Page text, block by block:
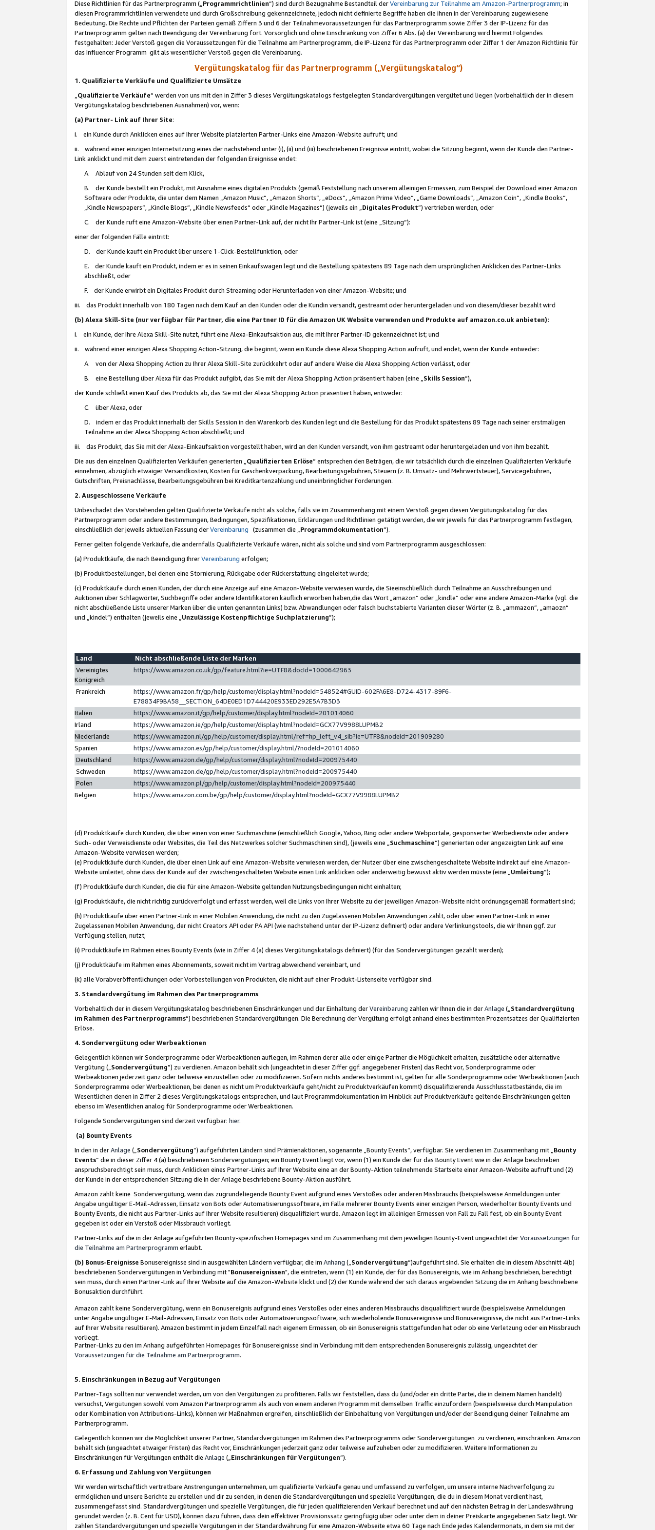
Diese Richtlinien für das Partnerprogramm („Programmrichtlinien“) sind durch Bezugnahme Bestandteil derVereinbarung zur Teilnahme am Amazon-Partnerprogramm; in
diesen Programmrichtlinien verwendete und durch Großschreibung gekennzeichnete, jedoch nicht definierte Begriffe haben die ihnen in der Vereinbarung zugewiesene
Bedeutung. Die Rechte und Pflichten der Parteien gemäß Ziffern 3 und 6 der Teilnahmevoraussetzungen für das Partnerprogramm sowie Ziffer 3 der IP-Lizenz für das
Partnerprogramm gelten nach Beendigung der Vereinbarung fort. Vorsorglich und ohne Einschränkung von Ziffer 6 Abs. (a) der Vereinbarung wird hiermit Folgendes
festgehalten: Jeder Verstoß gegen die Voraussetzungen für die Teilnahme am Partnerprogramm, die IP-Lizenz für das Partnerprogramm oder Ziffer 1 der Amazon Richtlinie für
das Influencer Programm gilt als wesentlicher Verstoß gegen die Vereinbarung.
Vergütungskatalog für das Partnerprogramm („Vergütungskatalog“)
1. Qualifizierte Verkäufe und Qualifizierte Umsätze
Qualifizierte Verkäufe“ werden von uns mit den in Ziffer 3 dieses Vergütungskatalogs festgelegten Standardvergütungen vergütet und liegen (vorbehaltlich der in diesem
Vergütungskatalog beschriebenen Ausnahmen) vor, wenn:
(a) Partner- Link auf Ihrer Site:
i. ein Kunde durch Anklicken eines auf Ihrer Website platzierten Partner-Links eine Amazon-Website aufruft; und
ii. während einer einzigen Internetsitzung eines der nachstehend unter (i), (ii) und (iii) beschriebenen Ereignisse eintritt, wobei die Sitzung beginnt, wenn der Kunde den Partner-
Link anklickt und mit dem zuerst eintretenden der folgenden Ereignisse endet:
A. Ablauf von 24 Stunden seit dem Klick,
B. der Kunde bestellt ein Produkt, mit Ausnahme eines digitalen Produkts (gemäß Feststellung nach unserem alleinigen Ermessen, zum Beispiel der Download einer Amazon
Software oder Produkte, die unter dem Namen „Amazon Music“, „Amazon Shorts“, „eDocs“, „Amazon Prime Video“, „Game Downloads“, „Amazon Coin“, „Kindle Books“,
„Kindle Newspapers“, „Kindle Blogs“, „Kindle Newsfeeds“ oder „Kindle Magazines“) (jeweils ein „ Digitales Produkt“) vertrieben werden, oder
C. der Kunde ruft eine Amazon-Website über einen Partner-Link auf, der nicht Ihr Partner-Link ist (eine „Sitzung“):
einer der folgenden Fälle eintritt:
D. der Kunde kauft ein Produkt über unsere 1-Click-Bestellfunktion, oder
E. der Kunde kauft ein Produkt, indem er es in seinen Einkaufswagen legt und die Bestellung spätestens 89 Tage nach dem ursprünglichen Anklicken des Partner-Links
abschließt, oder
F. der Kunde erwirbt ein Digitales Produkt durch Streaming oder Herunterladen von einer Amazon-Website; und
iii. das Produkt innerhalb von 180 Tagen nach dem Kauf an den Kunden oder die Kundin versandt, gestreamt oder heruntergeladen und von diesem/dieser bezahlt wird
(b) Alexa Skill-Site (nur verfügbar für Partner, die eine Partner ID für die Amazon UK Website verwenden und Produkte auf amazon.co.uk anbieten):
i. ein Kunde, der Ihre Alexa Skill-Site nutzt, führt eine Alexa-Einkaufsaktion aus, die mit Ihrer Partner-ID gekennzeichnet ist; und
ii. während einer einzigen Alexa Shopping Action-Sitzung, die beginnt, wenn ein Kunde diese Alexa Shopping Action aufruft, und endet, wenn der Kunde entweder:
A. von der Alexa Shopping Action zu Ihrer Alexa Skill-Site zurückkehrt oder auf andere Weise die Alexa Shopping Action verlässt, oder
B. eine Bestellung über Alexa für das Produkt aufgibt, das Sie mit der Alexa Shopping Action präsentiert haben (eine „ Skills Session“),
der Kunde schließt einen Kauf des Produkts ab, das Sie mit der Alexa Shopping Action präsentiert haben, entweder:
C. über Alexa, oder
D. indem er das Produkt innerhalb der Skills Session in den Warenkorb des Kunden legt und die Bestellung für das Produkt spätestens 89 Tage nach seiner erstmaligen
Teilnahme an der Alexa Shopping Action abschließt; und
iii. das Produkt, das Sie mit der Alexa-Einkaufsaktion vorgestellt haben, wird an den Kunden versandt, von ihm gestreamt oder heruntergeladen und von ihm bezahlt.
Die aus den einzelnen Qualifizierten Verkäufen generierten „ Qualifizierten Erlöse“ entsprechen den Beträgen, die wir tatsächlich durch die einzelnen Qualifizierten Verkäufe
einnehmen, abzüglich etwaiger Versandkosten, Kosten für Geschenkverpackung, Bearbeitungsgebühren, Steuern (z. B. Umsatz- und Mehrwertsteuer), Servicegebühren,
Gutschriften, Preisnachlässe, Bearbeitungsgebühren bei Kreditkartenzahlung und uneinbringlicher Forderungen.
2. Ausgeschlossene Verkäufe
Unbeschadet des Vorstehenden gelten Qualifizierte Verkäufe nicht als solche, falls sie im Zusammenhang mit einem Verstoß gegen diesen Vergütungskatalog für das
Partnerprogramm oder andere Bestimmungen, Bedingungen, Spezifikationen, Erklärungen und Richtlinien getätigt werden, die wir jeweils für das Partnerprogramm festlegen,
einschließlich der jeweils aktuellen Fassung derVereinbarung (zusammen die „ Programmdokumentation“).
Ferner gelten folgende Verkäufe, die andernfalls Qualifizierte Verkäufe wären, nicht als solche und sind vom Partnerprogramm ausgeschlossen:
(a) Produktkäufe, die nach Beendigung IhrerVereinbarung erfolgen;
(b) Produktbestellungen, bei denen eine Stornierung, Rückgabe oder Rückerstattung eingeleitet wurde;
(c) Produktkäufe durch einen Kunden, der durch eine Anzeige auf eine Amazon-Website verwiesen wurde, die Sieeinschließlich durch Teilnahme an Ausschreibungen und
Auktionen über Schlagwörter, Suchbegriffe oder andere Identifikatoren käuflich erworben haben,die das Wort „amazon“ oder „kindle“ oder eine andere Amazon-Marke (vgl. die
nicht abschließende Liste unserer Marken über die unten genannten Links) bzw. Abwandlungen oder falsch buchstabierte Varianten dieser Wörter (z. B. „ammazon“, „amaozn“
und „kindel“) enthalten (jeweils eine „ Unzulässige Kostenpflichtige Suchplatzierung”);
Land
Nicht abschließende Liste der Marken
Vereinigtes
Königreich
https://www.amazon.co.uk/gp/feature.html?ie=UTF8&docId=1000642963
Frankreich
https://www.amazon.fr/gp/help/customer/display.html?nodeId=548524#GUID-602FA6E8-D724-4317-89F6-
E78834F9BA58__SECTION_64DE0ED1D744420E933ED292E5A7B3D3
Italien
https://www.amazon.it/gp/help/customer/display.html?nodeId=201014060
Irland
https://www.amazon.ie/gp/help/customer/display.html?nodeId=GCX77V9988LUPMB2
Niederlande
https://www.amazon.nl/gp/help/customer/display.html/ref=hp_left_v4_sib?ie=UTF8&nodeId=201909280
Spanien
https://www.amazon.es/gp/help/customer/display.html/?nodeId=201014060
Deutschland
https://www.amazon.de/gp/help/customer/display.html?nodeId=200975440
Schweden
https://www.amazon.de/gp/help/customer/display.html?nodeId=200975440
Polen
https://www.amazon.pl/gp/help/customer/display.html?nodeId=200975440
Belgien
https://www.amazon.com.be/gp/help/customer/display.html?nodeId=GCX77V9988LUPMB2
(d) Produktkäufe durch Kunden, die über einen von einer Suchmaschine (einschließlich Google, Yahoo, Bing oder andere Webportale, gesponserter Werbedienste oder andere
Such- oder Verweisdienste oder Websites, die Teil des Netzwerkes solcher Suchmaschinen sind), (jeweils eine „ Suchmaschine“) generierten oder angezeigten Link auf eine
Amazon-Website verwiesen werden;
(e) Produktkäufe durch Kunden, die über einen Link auf eine Amazon-Website verwiesen werden, der Nutzer über eine zwischengeschaltete Website indirekt auf eine Amazon-
Website umleitet, ohne dass der Kunde auf der zwischengeschalteten Website einen Link anklicken oder anderweitig bewusst aktiv werden müsste (eine „ Umleitung“);
(f) Produktkäufe durch Kunden, die die für eine Amazon-Website geltenden Nutzungsbedingungen nicht einhalten;
(g) Produktkäufe, die nicht richtig zurückverfolgt und erfasst werden, weil die Links von Ihrer Website zu der jeweiligen Amazon-Website nicht ordnungsgemäß formatiert sind;
(h) Produktkäufe über einen Partner-Link in einer Mobilen Anwendung, die nicht zu den Zugelassenen Mobilen Anwendungen zählt, oder über einen Partner-Link in einer
Zugelassenen Mobilen Anwendung, der nicht Creators API oder PA API (wie nachstehend unter der IP-Lizenz definiert) oder andere Verlinkungstools, die wir Ihnen ggf. zur
Verfügung stellen, nutzt;
(i) Produktkäufe im Rahmen eines Bounty Events (wie in Ziffer 4 (a) dieses Vergütungskatalogs definiert) (für das Sondervergütungen gezahlt werden);
(j) Produktkäufe im Rahmen eines Abonnements, soweit nicht im Vertrag abweichend vereinbart, und
(k) alle Vorabveröffentlichungen oder Vorbestellungen von Produkten, die nicht auf einer Produkt-Listenseite verfügbar sind.
3. Standardvergütung im Rahmen des Partnerprogramms
Vorbehaltlich der in diesem Vergütungskatalog beschriebenen Einschränkungen und der Einhaltung derVereinbarung zahlen wir Ihnen die in derAnlage („ Standardvergütung
im Rahmen des Partnerprogramms“) beschriebenen Standardvergütungen. Die Berechnung der Vergütung erfolgt anhand eines bestimmten Prozentsatzes der Qualifizierten
Erlöse.
4. Sondervergütung oder Werbeaktionen
Gelegentlich können wir Sonderprogramme oder Werbeaktionen auflegen, im Rahmen derer alle oder einige Partner die Möglichkeit erhalten, zusätzliche oder alternative
Vergütung („ Sondervergütung”) zu verdienen. Amazon behält sich (ungeachtet in dieser Ziffer ggf. angegebener Fristen) das Recht vor, Sonderprogramme oder
Werbeaktionen jederzeit ganz oder teilweise einzustellen oder zu modifizieren. Sofern nichts anderes bestimmt ist, gelten für alle Sonderprogramme oder Werbeaktionen (auch
Sonderprogramme oder Werbeaktionen, bei denen es nicht um Produktverkäufe geht/nicht zu Produktverkäufen kommt) disqualifizierende Ausschlusstatbestände, die im
Wesentlichen denen in Ziffer 2 dieses Vergütungskatalogs entsprechen, und laut Programmdokumentation im Hinblick auf Produktverkäufe geltende Einschränkungen gelten
ebenso im Wesentlichen analog für Sonderprogramme oder Werbeaktionen.
Folgende Sondervergütungen sind derzeit verfügbar: hier.
(a) Bounty Events
In den in derAnlage („ Sondervergütung“) aufgeführten Ländern sind Prämienaktionen, sogenannte „Bounty Events“, verfügbar. Sie verdienen im Zusammenhang mit „ Bounty
Events“ die in dieser Ziffer 4 (a) beschriebenen Sondervergütungen; ein Bounty Event liegt vor, wenn (1) ein Kunde der für das Bounty Event wie in der Anlage beschrieben
anspruchsberechtigt sein muss, durch Anklicken eines Partner-Links auf Ihrer Website eine an der Bounty-Aktion teilnehmende Startseite einer Amazon-Website aufruft und (2)
der Kunde in der entsprechenden Sitzung die in der Anlage beschriebene Bounty-Aktion ausführt.
Amazon zahlt keine Sondervergütung, wenn das zugrundeliegende Bounty Event aufgrund eines Verstoßes oder anderen Missbrauchs (beispielsweise Anmeldungen unter
Angabe ungültiger E-Mail-Adressen, Einsatz von Bots oder Automatisierungssoftware, im Falle mehrerer Bounty Events einer einzigen Person, wiederholter Bounty Events und
Bounty Events, die nicht aus Partner-Links auf Ihrer Website resultieren) disqualifiziert wurde. Amazon legt im alleinigen Ermessen von Fall zu Fall fest, ob ein Bounty Event
gegeben ist oder ein Verstoß oder Missbrauch vorliegt.
Partner-Links auf die in der Anlage aufgeführten Bounty-spezifischen Homepages sind im Zusammenhang mit dem jeweiligen Bounty-Event ungeachtet derVoraussetzungen für
die Teilnahme am Partnerprogramm erlaubt.
(b) Bonus-Ereignisse Bonusereignisse sind in ausgewählten Ländern verfügbar, die im Anhang („ Sondervergütung“)aufgeführt sind. Sie erhalten die in diesem Abschnitt 4(b)
beschriebenen Sondervergütungen in Verbindung mit "Bonusereignissen", die eintreten, wenn (1) ein Kunde, der für das Bonusereignis, wie im Anhang beschrieben, berechtigt
sein muss, durch einen Partner-Link auf Ihrer Website auf die Amazon-Website klickt und (2) der Kunde während der sich daraus ergebenden Sitzung die im Anhang beschriebene
Bonusaktion durchführt.
Amazon zahlt keine Sondervergütung, wenn ein Bonusereignis aufgrund eines Verstoßes oder eines anderen Missbrauchs disqualifiziert wurde (beispielsweise Anmeldungen
unter Angabe ungültiger E-Mail-Adressen, Einsatz von Bots oder Automatisierungssoftware, sich wiederholende Bonusereignisse und Bonusereignisse, die nicht aus Partner-Links
auf Ihrer Website resultieren). Amazon bestimmt in jedem Einzelfall nach eigenem Ermessen, ob ein Bonusereignis stattgefunden hat oder ob eine Verletzung oder ein Missbrauch
vorliegt.
Partner-Links zu den im Anhang aufgeführten Homepages für Bonusereignisse sind in Verbindung mit dem entsprechenden Bonusereignis zulässig, ungeachtet der
Voraussetzungen für die Teilnahme am Partnerprogramm.
5. Einschränkungen in Bezug auf Vergütungen
Partner-Tags sollten nur verwendet werden, um von den Vergütungen zu profitieren. Falls wir feststellen, dass du (und/oder ein dritte Partei, die in deinem Namen handelt)
versuchst, Vergütungen sowohl vom Amazon Partnerprogramm als auch von einem anderen Programm mit demselben Traffic einzufordern (beispielsweise durch Manipulation
oder Kombination von Attributions-Links), können wir Maßnahmen ergreifen, einschließlich der Einbehaltung von Vergütungen und/oder der Beendigung deiner Teilnahme am
Partnerprogramm.
Gelegentlich können wir die Möglichkeit unserer Partner, Standardvergütungen im Rahmen des Partnerprogramms oder Sondervergütungen zu verdienen, einschränken. Amazon
behält sich (ungeachtet etwaiger Fristen) das Recht vor, Einschränkungen jederzeit ganz oder teilweise aufzuheben oder zu modifizieren. Weitere Informationen zu
Einschränkungen für Vergütungen enthält die Anlage („ Einschränkungen für Vergütungen“).
6. Erfassung und Zahlung von Vergütungen
Wir werden wirtschaftlich vertretbare Anstrengungen unternehmen, um qualifizierte Verkäufe genau und umfassend zu verfolgen, um unsere interne Nachverfolgung zu
ermöglichen und unsere Berichte zu erstellen und dir zu senden, in denen die Standardvergütungen und spezielle Vergütungen, die du in diesem Monat verdient hast,
zusammengefasst sind. Standardvergütungen und spezielle Vergütungen, die für jeden qualifizierenden Verkauf berechnet und auf den nächsten Betrag in der Landeswährung
gerundet werden (z. B. Cent für USD), können dazu führen, dass dein effektiver Provisionssatz geringfügig über oder unter dem in deiner Preiskarte angegebenen Satz liegt. Wir
zahlen Standardvergütungen und spezielle Vergütungen in der Standardwährung für eine Amazon-Webseite etwa 60 Tage nach Ende jedes Kalendermonats, in dem sie mit der